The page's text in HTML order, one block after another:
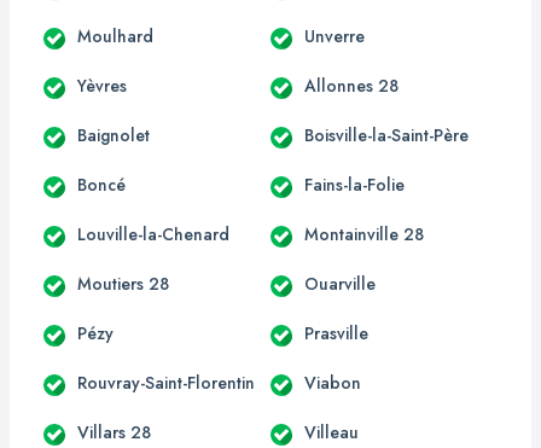
Moulhard Unverre
Yèvres Allonnes 28
Baignolet Boisville-la-Saint-Père
Boncé Fains-la-Folie
Louville-la-Chenard Montainville 28
Moutiers 28 Ouarville
Pézy Prasville
Rouvray-Saint-Florentin Viabon
Villars 28 Villeau